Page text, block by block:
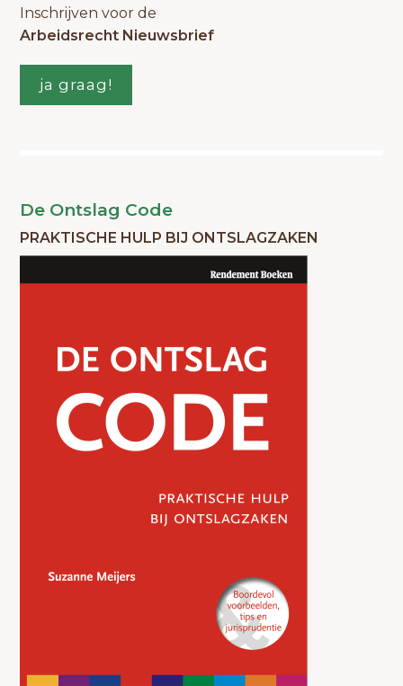
Inschrijven voor de
Arbeidsrecht Nieuwsbrief
ja graag!
De Ontslag Code
PRAKTISCHE HULP BIJ ONTSLAGZAKEN